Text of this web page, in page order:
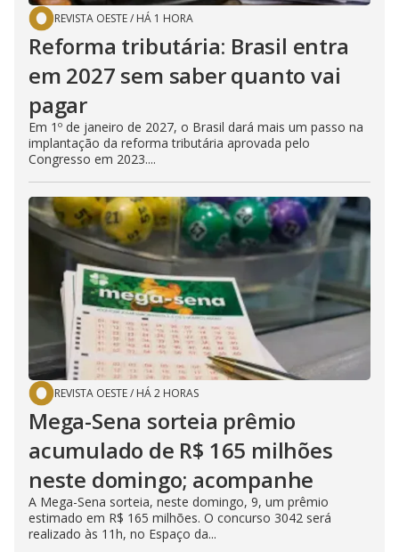
o
REVISTA OESTE/ HÁ 1 HORA
Reforma tributária: Brasil entra
em 2027 sem saber quanto vai
pagar
Em 1º de janeiro de 2027, o Brasil dará mais um passo na
implantação da reforma tributária aprovada pelo
Congresso em 2023....
REVISTA OESTE/ HÁ 2 HORAS
Mega-Sena sorteia prêmio
acumulado de R$ 165 milhões
neste domingo; acompanhe
A Mega-Sena sorteia, neste domingo, 9, um prêmio
estimado em R$ 165 milhões. O concurso 3042 será
realizado às 11h, no Espaço da...